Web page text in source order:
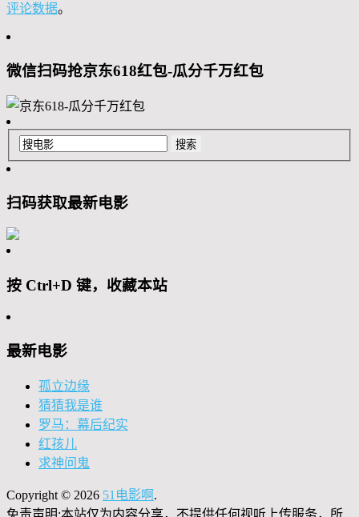
评论数据。
微信扫码抢京东618红包-瓜分千万红包
扫码获取最新电影
按 Ctrl+D 键，收藏本站
最新电影
孤立边缘
猜猜我是谁
罗马：幕后纪实
红孩儿
求神问鬼
Copyright © 2026 51电影啊 .
免责声明:本站仅为内容分享，不提供任何视听上传服务，所